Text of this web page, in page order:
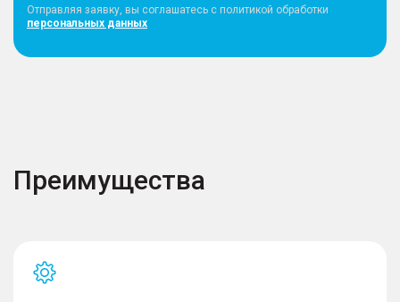
Отправляя заявку, вы соглашатесь с политикой обработки
персональных данных
Преимущества